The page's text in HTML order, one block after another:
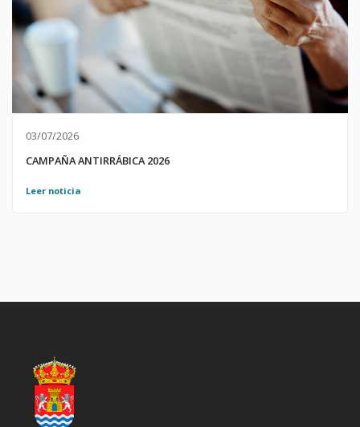
03/07/2026
CAMPAÑA ANTIRRÁBICA 2026
Leer noticia